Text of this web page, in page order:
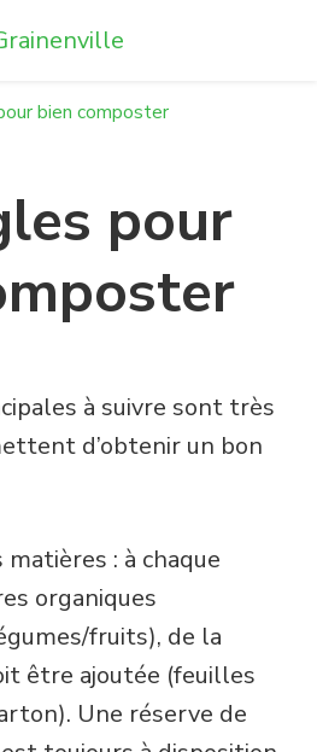
bien composter
pour
à suivre sont très
d’obtenir un bon
matières : à chaque
organiques
fruits), de la
être ajoutée (feuilles
Une réserve de